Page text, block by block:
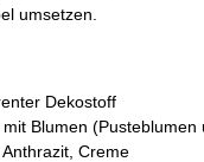
umsetzen.
Dekostoff
Blumen (Pusteblumen
Creme